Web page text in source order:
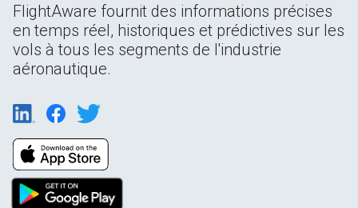
FlightAware fournit des informations précises
en temps réel, historiques et prédictives sur les
vols à tous les segments de l'industrie
aéronautique.